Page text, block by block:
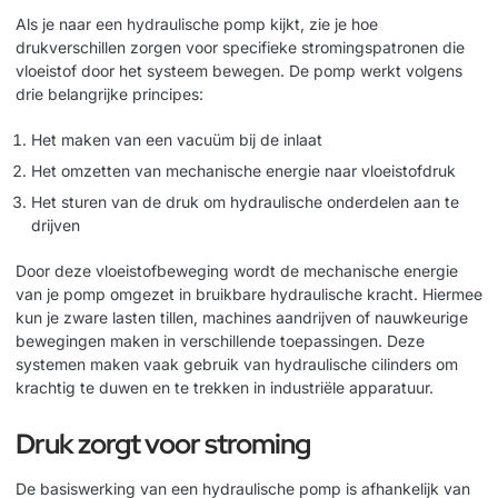
Als je naar een hydraulische pomp kijkt, zie je hoe
drukverschillen zorgen voor specifieke stromingspatronen die
vloeistof door het systeem bewegen. De pomp werkt volgens
drie belangrijke principes:
Het maken van een vacuüm bij de inlaat
Het omzetten van mechanische energie naar vloeistofdruk
Het sturen van de druk om hydraulische onderdelen aan te
drijven
Door deze vloeistofbeweging wordt de mechanische energie
van je pomp omgezet in bruikbare hydraulische kracht. Hiermee
kun je zware lasten tillen, machines aandrijven of nauwkeurige
bewegingen maken in verschillende toepassingen. Deze
systemen maken vaak gebruik van hydraulische cilinders om
krachtig te duwen en te trekken in industriële apparatuur.
Druk zorgt voor stroming
De basiswerking van een hydraulische pomp is afhankelijk van